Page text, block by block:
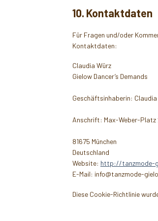
10. Kontaktdaten
Für Fragen und/oder
Kontaktdaten:
Claudia Würz
Gielow Dancer’s Demands
Geschäftsinhaberin: Claudia
Anschrift: Max-Weber-Platz
81675 München
Deutschland
Website: http://tanzmode-
E-Mail: info@tanzmode-
Diese Cookie-Richtlinie